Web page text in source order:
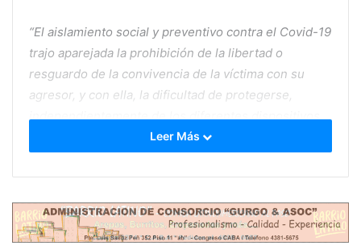
“El aislamiento social y preventivo contra el Covid-19
trajo aparejada la prohibición de la libertad o
resguardo de la convivencia de la víctima con su
agresor, y con ella, la dificultad de protegerse,
independientemente de los diferentes dispositivos
de comunicación que se implementaron”,
En ese sentido, el organismo remarcó que“el riesgo
se mantuvo latente y se advirtió un aumento de
casos de femicidios”en comparación al mismo
Leer Más